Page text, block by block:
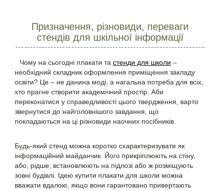
Призначення, різновиди, переваги
стендів для шкільної інформації
Чому на сьогодні плакати та стенди для школи –
необхідний складник оформлення приміщення закладу
освіти? Це – не данина моді, а нагальна потреба для всіх,
хто прагне створити академічний простір. Аби
переконатися у справедливості цього твердження, варто
звернутися до найголовнішого завдання, що
покладаються на ці різновиди наочних посібників.
Будь-який стенд можна коротко схарактеризувати як
інформаційний майданчик. Його прикріплюють на стіну,
або, рідше, встановлюють на підлозі або ж розміщують
зовні будівлі. Ідею купити плакати для школи можна
вважати вдалою, якщо вони гарантовано привертають